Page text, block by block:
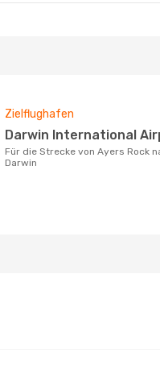
Zielflughafen
Darwin International
Für die Strecke von Ayers Rock nach
Darwin